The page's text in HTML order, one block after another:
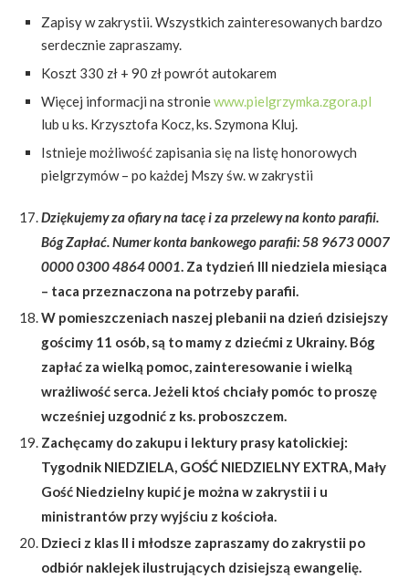
Zapisy w zakrystii. Wszystkich zainteresowanych bardzo
serdecznie zapraszamy.
Koszt 330 zł + 90 zł powrót autokarem
Więcej informacji na stroniewww.pielgrzymka.zgora.pl
lub u ks. Krzysztofa Kocz, ks. Szymona Kluj.
Istnieje możliwość zapisania się na listę honorowych
pielgrzymów – po każdej Mszy św. w zakrystii
Dziękujemy za ofiary na tacę i za przelewy na konto parafii.
Bóg Zapłać. Numer konta bankowego parafii: 58 9673 0007
0000 0300 4864 0001. Za tydzień III niedziela miesiąca
– taca przeznaczona na potrzeby parafii.
W pomieszczeniach naszej plebanii na dzień dzisiejszy
gościmy 11 osób, są to mamy z dziećmi z Ukrainy. Bóg
zapłać za wielką pomoc, zainteresowanie i wielką
wrażliwość serca. Jeżeli ktoś chciały pomóc to proszę
wcześniej uzgodnić z ks. proboszczem.
Zachęcamy do zakupu i lektury prasy katolickiej:
Tygodnik NIEDZIELA, GOŚĆ NIEDZIELNY EXTRA, Mały
Gość Niedzielny kupić je można w zakrystii i u
ministrantów przy wyjściu z kościoła.
Dzieci z klas II i młodsze zapraszamy do zakrystii po
odbiór naklejek ilustrujących dzisiejszą ewangelię.